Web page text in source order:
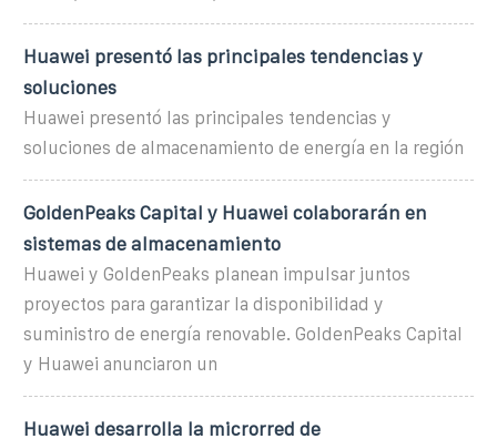
Huawei presentó las principales tendencias y
soluciones
Huawei presentó las principales tendencias y
soluciones de almacenamiento de energía en la región
GoldenPeaks Capital y Huawei colaborarán en
sistemas de almacenamiento
Huawei y GoldenPeaks planean impulsar juntos
proyectos para garantizar la disponibilidad y
suministro de energía renovable. GoldenPeaks Capital
y Huawei anunciaron un
Huawei desarrolla la microrred de